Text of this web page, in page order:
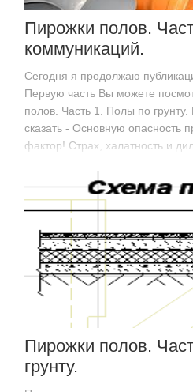
Пирожки полов.
коммуникаций.
Сегодня я продолжаю
Первую часть Вы можете
полов. Часть 1. Полы по грунту.
сказать - Основную опасность
фактор! Страх, халатность и
Пирожки полов.
грунту.